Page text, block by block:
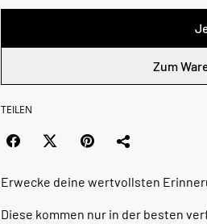
Zum
TEILEN
Erwecke deine wertvollsten
Diese kommen nur in der besten